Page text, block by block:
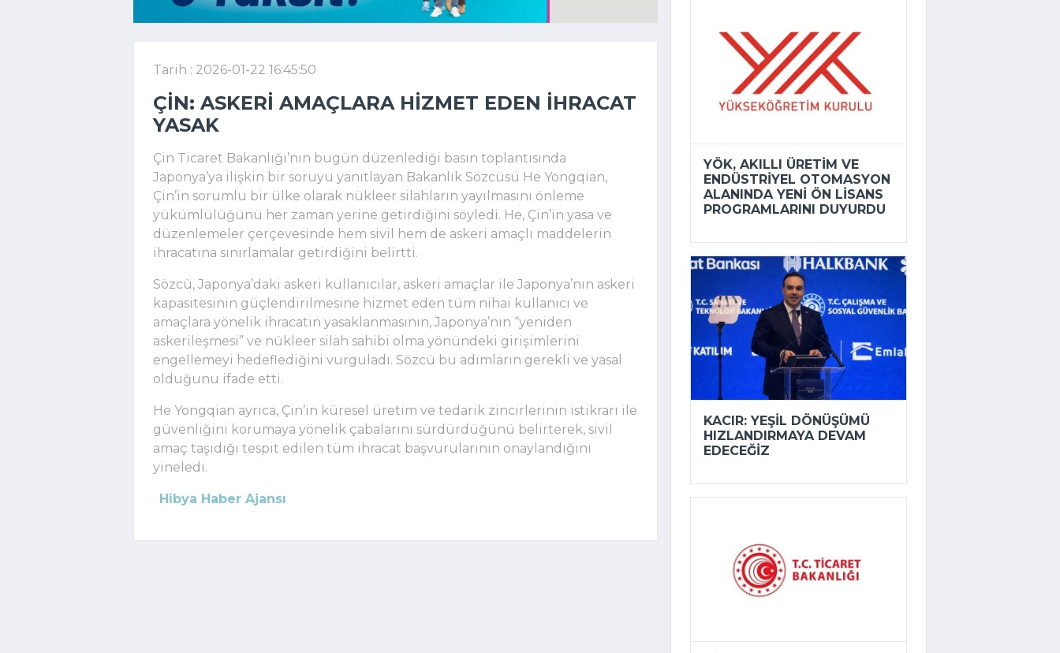
Tarih : 2026-01-22 16:45:50
ÇIN: ASKERI AMAÇLARA HIZMET EDEN IHRACAT
YASAK
Çin Ticaret Bakanlığı’nın bugün düzenlediği basın toplantısında
Japonya’ya ilişkin bir soruyu yanıtlayan Bakanlık Sözcüsü He Yongqian,
Çin’in sorumlu bir ülke olarak nükleer silahların yayılmasını önleme
yükümlülüğünü her zaman yerine getirdiğini söyledi. He, Çin’in yasa ve
düzenlemeler çerçevesinde hem sivil hem de askeri amaçlı maddelerin
ihracatına sınırlamalar getirdiğini belirtti.
Sözcü, Japonya’daki askeri kullanıcılar, askeri amaçlar ile Japonya’nın askeri
kapasitesinin güçlendirilmesine hizmet eden tüm nihai kullanıcı ve
amaçlara yönelik ihracatın yasaklanmasının, Japonya’nın “yeniden
askerileşmesi” ve nükleer silah sahibi olma yönündeki girişimlerini
engellemeyi hedeflediğini vurguladı. Sözcü bu adımların gerekli ve yasal
olduğunu ifade etti.
He Yongqian ayrıca, Çin’in küresel üretim ve tedarik zincirlerinin istikrarı ile
güvenliğini korumaya yönelik çabalarını sürdürdüğünü belirterek, sivil
amaç taşıdığı tespit edilen tüm ihracat başvurularının onaylandığını
yineledi.
Hibya Haber Ajansı
YÖK, AKILLI ÜRETIM VE
ENDÜSTRIYEL OTOMASYON
ALANINDA YENI ÖN LISANS
PROGRAMLARINI DUYURDU
KACIR: YEŞIL DÖNÜŞÜMÜ
HIZLANDIRMAYA DEVAM
EDECEĞIZ